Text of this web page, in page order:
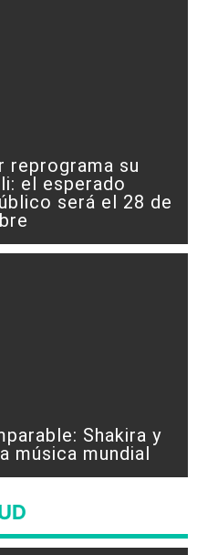
reprograma su
el esperado
será el 28 de
Shakira y
música mundial